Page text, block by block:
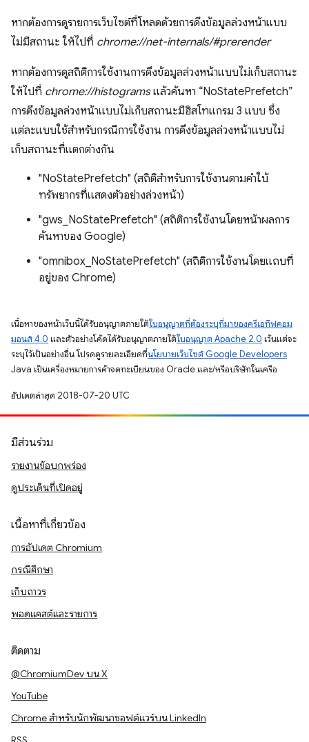
หากต้องการดูรายการเว็บไซต์ที่โหลดด้วยการดึงข้อมูลล่วงหน้าแบบ
ไม่มีสถานะ ให้ไปที่ chrome://net-internals/#prerender
หากต้องการดูสถิติการใช้งานการดึงข้อมูลล่วงหน้าแบบไม่เก็บสถานะ
ให้ไปที่ chrome://histogramsแล้วค้นหา “NoStatePrefetch”
การดึงข้อมูลล่วงหน้าแบบไม่เก็บสถานะมีฮิสโทแกรม 3 แบบ ซึ่ง
แต่ละแบบใช้สำหรับกรณีการใช้งาน การดึงข้อมูลล่วงหน้าแบบไม่
เก็บสถานะที่แตกต่างกัน
"NoStatePrefetch" (สถิติสำหรับการใช้งานตามคำใบ้
ทรัพยากรที่แสดงตัวอย่างล่วงหน้า)
"gws_NoStatePrefetch" (สถิติการใช้งานโดยหน้าผลการ
ค้นหาของ Google)
"omnibox_NoStatePrefetch" (สถิติการใช้งานโดยแถบที่
อยู่ของ Chrome)
เนื้อหาของหน้าเว็บนี้ได้รับอนุญาตภายใต้ใบอนุญาตที่ต้องระบุที่มาของครีเอทีฟคอม
มอนส์ 4.0 และตัวอย่างโค้ดได้รับอนุญาตภายใต้ใบอนุญาต Apache 2.0 เว้นแต่จะ
ระบุไว้เป็นอย่างอื่น โปรดดูรายละเอียดที่นโยบายเว็บไซต์ Google Developers
Java เป็นเครื่องหมายการค้าจดทะเบียนของ Oracle และ/หรือบริษัทในเครือ
อัปเดตล่าสุด 2018-07-20 UTC
มีส่วนร่วม
รายงานข้อบกพร่อง
ดูประเด็นที่เปิดอยู่
เนื้อหาที่เกี่ยวข้อง
การอัปเดต Chromium
กรณีศึกษา
เก็บถาวร
พอดแคสต์และรายการ
ติดตาม
@ChromiumDev บน X
YouTube
Chrome สำหรับนักพัฒนาซอฟต์แวร์บน LinkedIn